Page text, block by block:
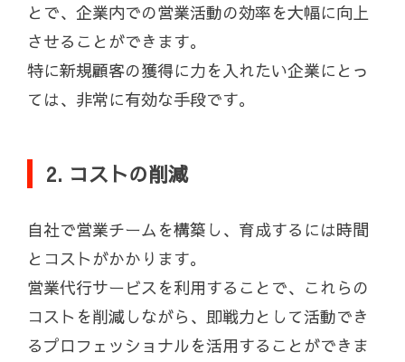
とで、企業内での営業活動の効率を大幅に向上
させることができます。
特に新規顧客の獲得に力を入れたい企業にとっ
ては、非常に有効な手段です。
2. コストの削減
自社で営業チームを構築し、育成するには時間
とコストがかかります。
営業代行サービスを利用することで、これらの
コストを削減しながら、即戦力として活動でき
るプロフェッショナルを活用することができま